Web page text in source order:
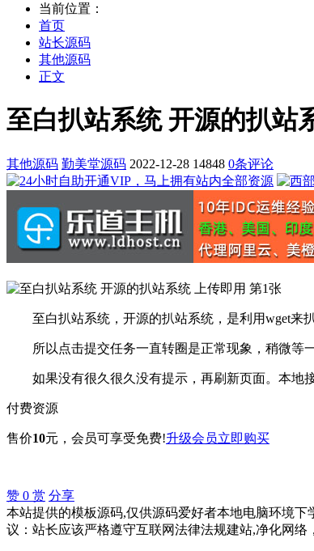
当前位置：
首页
站长源码
其他源码
正文
至白扒站系统 开源的扒站
其他源码 勤美堂源码 2022-12-28 14848 0条评论
至白扒站系统，开源的扒站系统，是利用wget来扒
所以点击提交任务一直转圈是正常现象，稍微等一
如果没有很久很久没有提示，再刷新页面。本地接
付费资源
售价10元 ，会员可享受免费!升级会员立即购买
赞 0 赏 分享
本站提供的模板源码,仅供源码爱好者本地电脑环境
议：站长应该严格遵守互联网法律法规建站,净化网络